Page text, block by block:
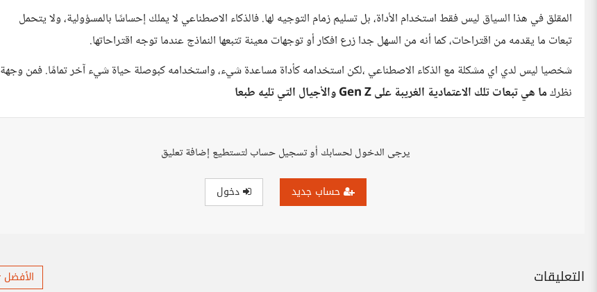
المقلق في هذا السياق ليس فقط استخدام الأداة، بل تسليم زمام التوجيه لها. فالذكاء الاصطناعي لا يملك إحساسًا بالمسؤولية، ولا يتحمل
تبعات ما يقدمه من اقتراحات، كما أنه من السهل جدا زرع افكار أو توجهات معينة تتبعها النماذج عندما توجه اقتراحاتها.
شخصيا ليس لدي اي مشكلة مع الذكاء الاصطناعي ،لكن استخدامه كأداة مساعدة شيء، واستخدامه كبوصلة حياة شيء آخر تمامًا. فمن وجهة
نظركما هي تبعات تلك الاعتمادية الغريبة على Gen Z والأجيال التي تليه طبعا
يرجى الدخول لحسابك أو تسجيل حساب لتستطيع إضافة تعليق
حساب جديد دخول
التعليقات الأفضل